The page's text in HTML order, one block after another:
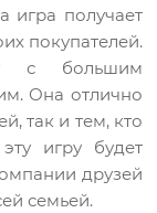
игра получает
покупателей.
с большим
Она отлично
так и тем, кто
игру будет
друзей
семьей.